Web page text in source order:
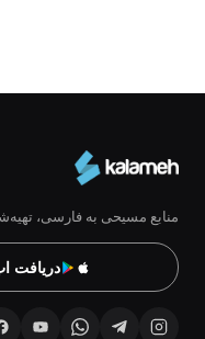
منابع مسیحی به فارسی،
دریافت